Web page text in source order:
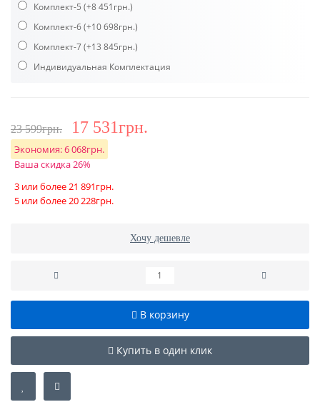
Комплект-5 (+8 451грн.)
Комплект-6(+10 698грн.)
Комплект-7(+13 845грн.)
Индивидуальная Комплектация
23 599грн. 17 531грн.
Экономия:6 068грн.
Ваша скидка 26%
3 или более 21 891грн.
5 или более 20 228грн.
Хочу дешевле
В корзину
Купить в один клик